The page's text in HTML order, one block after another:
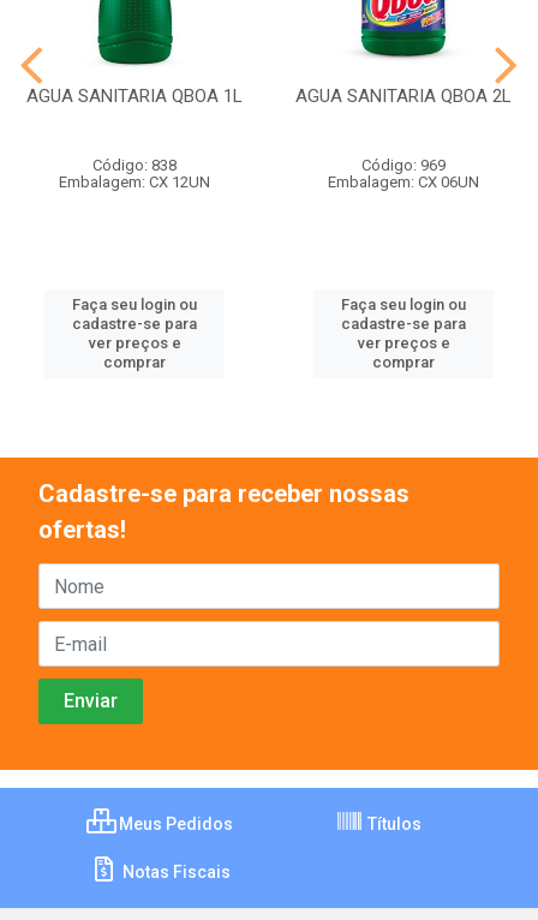
AGUA SANITARIA QBOA 1L
Código: 838
Embalagem: CX 12UN
Faça seu login ou
cadastre-se para
ver preços e
comprar
AGUA SANITARIA QBOA 2L
Código: 969
Embalagem: CX 06UN
Faça seu login ou
cadastre-se para
ver preços e
comprar
Cadastre-se para receber nossas
ofertas!
Meus Pedidos Títulos
Notas Fiscais